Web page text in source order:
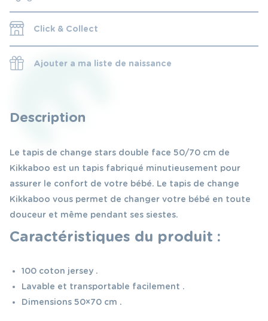
Click & Collect
Ajouter a ma liste de naissance
Description
Le tapis de change stars double face 50/70 cm de
Kikkaboo est un tapis fabriqué minutieusement pour
assurer le confort de votre bébé. Le tapis de change
Kikkaboo vous permet de changer votre bébé en toute
douceur et même pendant ses siestes.
Caractéristiques du produit :
100 coton jersey .
Lavable et transportable facilement .
Dimensions 50×70 cm .